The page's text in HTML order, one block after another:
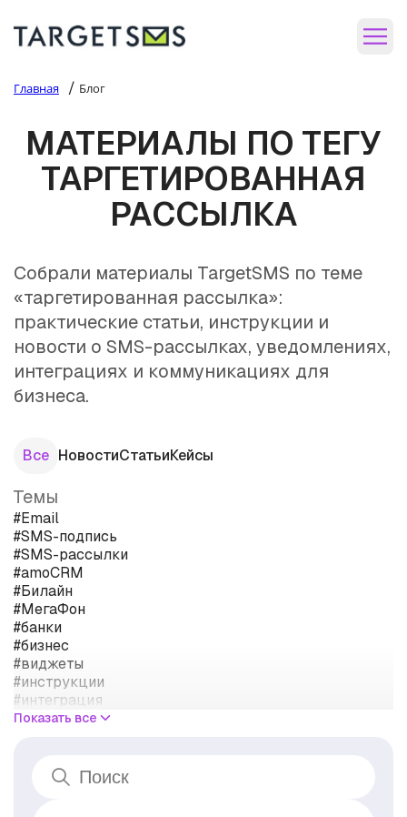
Главная / Блог
МАТЕРИАЛЫ ПО ТЕГУ
ТАРГЕТИРОВАННАЯ
РАССЫЛКА
Собрали материалы TargetSMS по теме
«таргетированная рассылка»:
практические статьи, инструкции и
новости о SMS-рассылках, уведомлениях,
интеграциях и коммуникациях для
бизнеса.
Все НовостиСтатьиКейсы
Темы
#Email
#SMS-подпись
#SMS-рассылки
#amoCRM
#Билайн
#МегаФон
#банки
#бизнес
#виджеты
#инструкции
#интеграция
#кейсы
#операторы связи
#персональные данные
Показать все